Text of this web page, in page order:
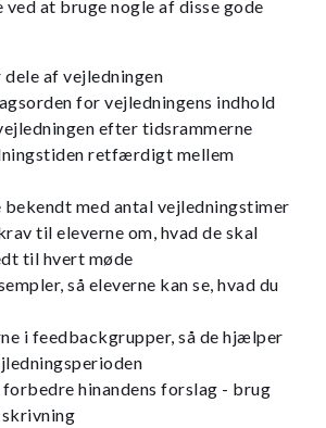
at bruge nogle af disse gode
af vejledningen
for vejledningens indhold
efter tidsrammerne
retfærdigt mellem
bekendt med antal vejledningstimer
til eleverne om, hvad de skal
til hvert møde
så eleverne kan se, hvad du
i feedbackgrupper, så de hjælper
forbedre hinandens forslag - brug